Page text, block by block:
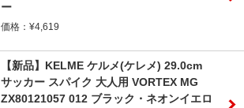
ー
価格：¥4,619
【新品】KELME ケルメ(ケレメ) 29.0cm
サッカー スパイク 大人用 VORTEX MG
ZX80121057 012 ブラック・ネオンイエロ